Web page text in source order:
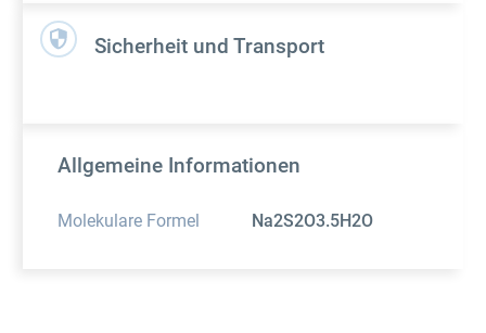
Sicherheit und Transport
Allgemeine Informationen
Molekulare Formel Na2S2O3.5H2O